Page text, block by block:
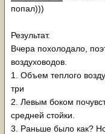
попал)))
Результат.
Вчера похолодало,
воздуховодов.
1. Объем теплого
три
2. Левым боком
средней стойки.
3. Раньше было как?